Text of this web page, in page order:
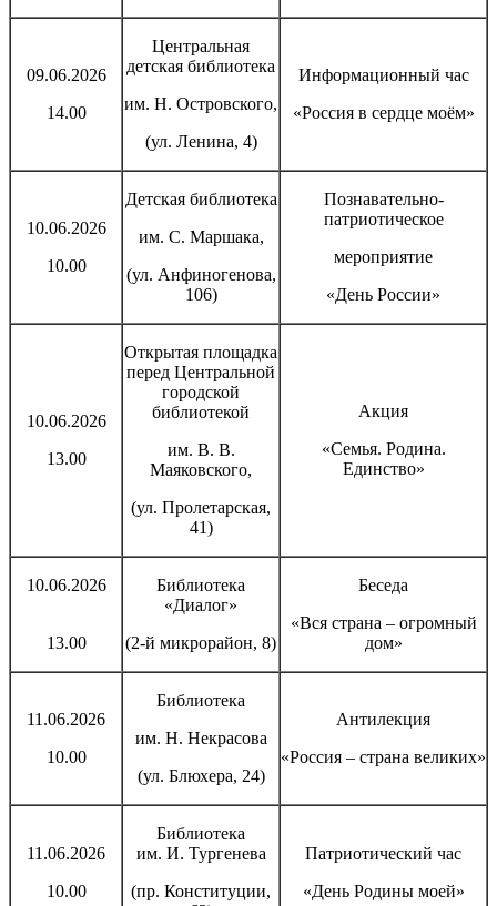
09.06.2026
14.00
Центральная
детская библиотека
им. Н. Островского,
(ул. Ленина, 4)
Информационный час
«Россия в сердце моём»
10.06.2026
10.00
Детская библиотека
им. С. Маршака,
(ул. Анфиногенова,
106)
Познавательно-
патриотическое
мероприятие
«День России»
10.06.2026
13.00
Открытая площадка
перед Центральной
городской
библиотекой
им. В. В.
Маяковского,
(ул. Пролетарская,
41)
Акция
«Семья. Родина.
Единство»
10.06.2026
13.00
Библиотека
«Диалог»
(2-й микрорайон, 8)
Беседа
«Вся страна – огромный
дом»
11.06.2026
10.00
Библиотека
им. Н. Некрасова
(ул. Блюхера, 24)
Антилекция
«Россия – страна великих»
11.06.2026
10.00
Библиотека
им. И. Тургенева
(пр. Конституции,
Патриотический час
«День Родины моей»